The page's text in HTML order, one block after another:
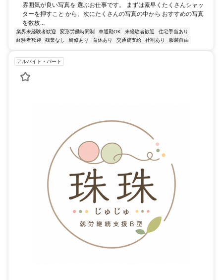
雰囲気が良い写真を 選ぶお仕事です。 まずは素早くたくさんシャッ
ターを押すこと から、次にたくさんの写真の中から おすすめの写真
を数枚...
業界未経験者歓迎 変形労働時間制 車通勤OK 未経験者歓迎
住宅手当あり
経験者歓迎
残業なし 研修あり 育休あり 交通費支給 社割あり 服装自由
アルバイト・パート